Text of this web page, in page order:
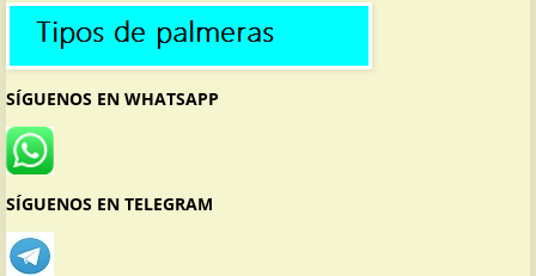
SÍGUENOS EN WHATSAPP
SÍGUENOS EN TELEGRAM